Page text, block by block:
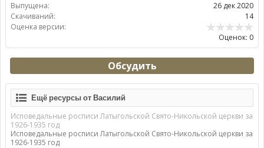
Выпущена:
26 дек 2020
Скачиваний:
14
Оценка версии:
Оценок: 0
Обсудить
Ещё ресурсы от Василий
Исповедальные росписи Латыгольской Свято-Никольской церкви за
1926-1935 год
Исповедальные росписи Латыгольской Свято-Никольской церкви за
1926-1935 год